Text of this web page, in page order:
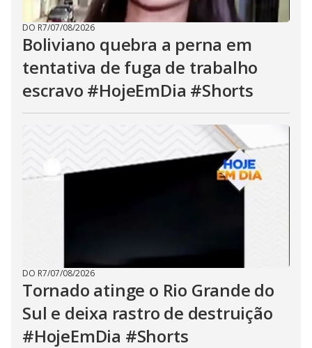
DO R7/07/08/2026
Boliviano quebra a perna em
tentativa de fuga de trabalho
escravo #HojeEmDia #Shorts
DO R7/07/08/2026
Tornado atinge o Rio Grande do
Sul e deixa rastro de destruição
#HojeEmDia #Shorts